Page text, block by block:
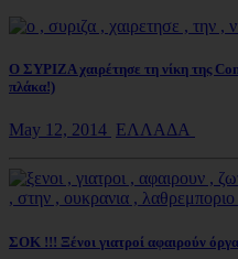
Ο ΣΥΡΙΖΑ χαιρέτησε τη νίκη της
πλάκα!)
May 12, 2014 ΕΛΛΑΔΑ
ΣΟΚ !!! Ξένοι γιατροί αφαιρούν